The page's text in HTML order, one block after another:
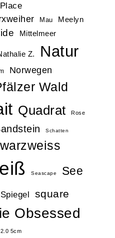
Mau Meelyn
Mittelmeer
Z. Natur
Norwegen
Wald
Quadrat Rose
Schatten
Seascape See
Spiegel square
Obsessed
5cm